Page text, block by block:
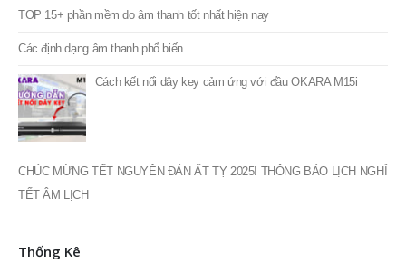
Tin Tức Mới
THÔNG BÁO LỊCH NGHỈ LỄ GIỖ TỔ HÙNG VƯƠNG 2025
TOP 15+ phần mềm do âm thanh tốt nhất hiện nay
Các định dạng âm thanh phổ biến